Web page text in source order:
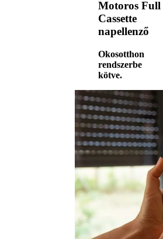
Motoros Full
Cassette
napellenző
Okosotthon
rendszerbe
kötve.